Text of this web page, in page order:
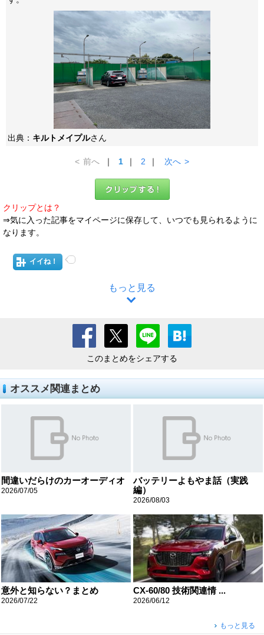
出典： キルトメイプルさん
< 前へ ｜ 1 ｜ 2 ｜ 次へ >
クリップとは？
⇒気に入った記事をマイページに保存して、いつでも見られるように
なります。
イイね！
もっと見る
このまとめをシェアする
オススメ関連まとめ
間違いだらけのカーオーディオ
2026/07/05
バッテリーよもやま話（実践
編）
2026/08/03
意外と知らない？まとめ
2026/07/22
CX-60/80 技術関連情 ...
2026/06/12
もっと見る